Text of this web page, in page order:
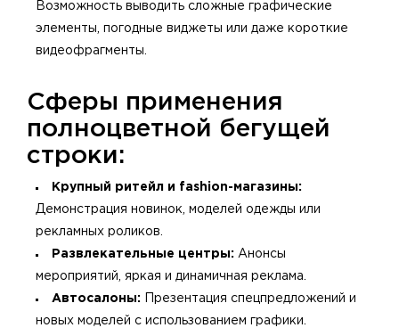
Возможность выводить сложные графические
элементы, погодные виджеты или даже короткие
видеофрагменты.
Сферы применения
полноцветной бегущей
строки:
Крупный ритейл и fashion-магазины:
Демонстрация новинок, моделей одежды или
рекламных роликов.
Развлекательные центры: Анонсы
мероприятий, яркая и динамичная реклама.
Автосалоны: Презентация спецпредложений и
новых моделей с использованием графики.